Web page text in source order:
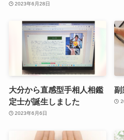
2023年6月28日
大分から直感型手相人相鑑
定士が誕生しました
2023年6月6日
副